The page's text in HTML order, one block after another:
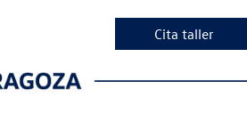
Cita taller